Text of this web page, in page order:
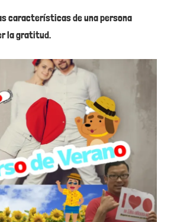
características de una persona
la gratitud.